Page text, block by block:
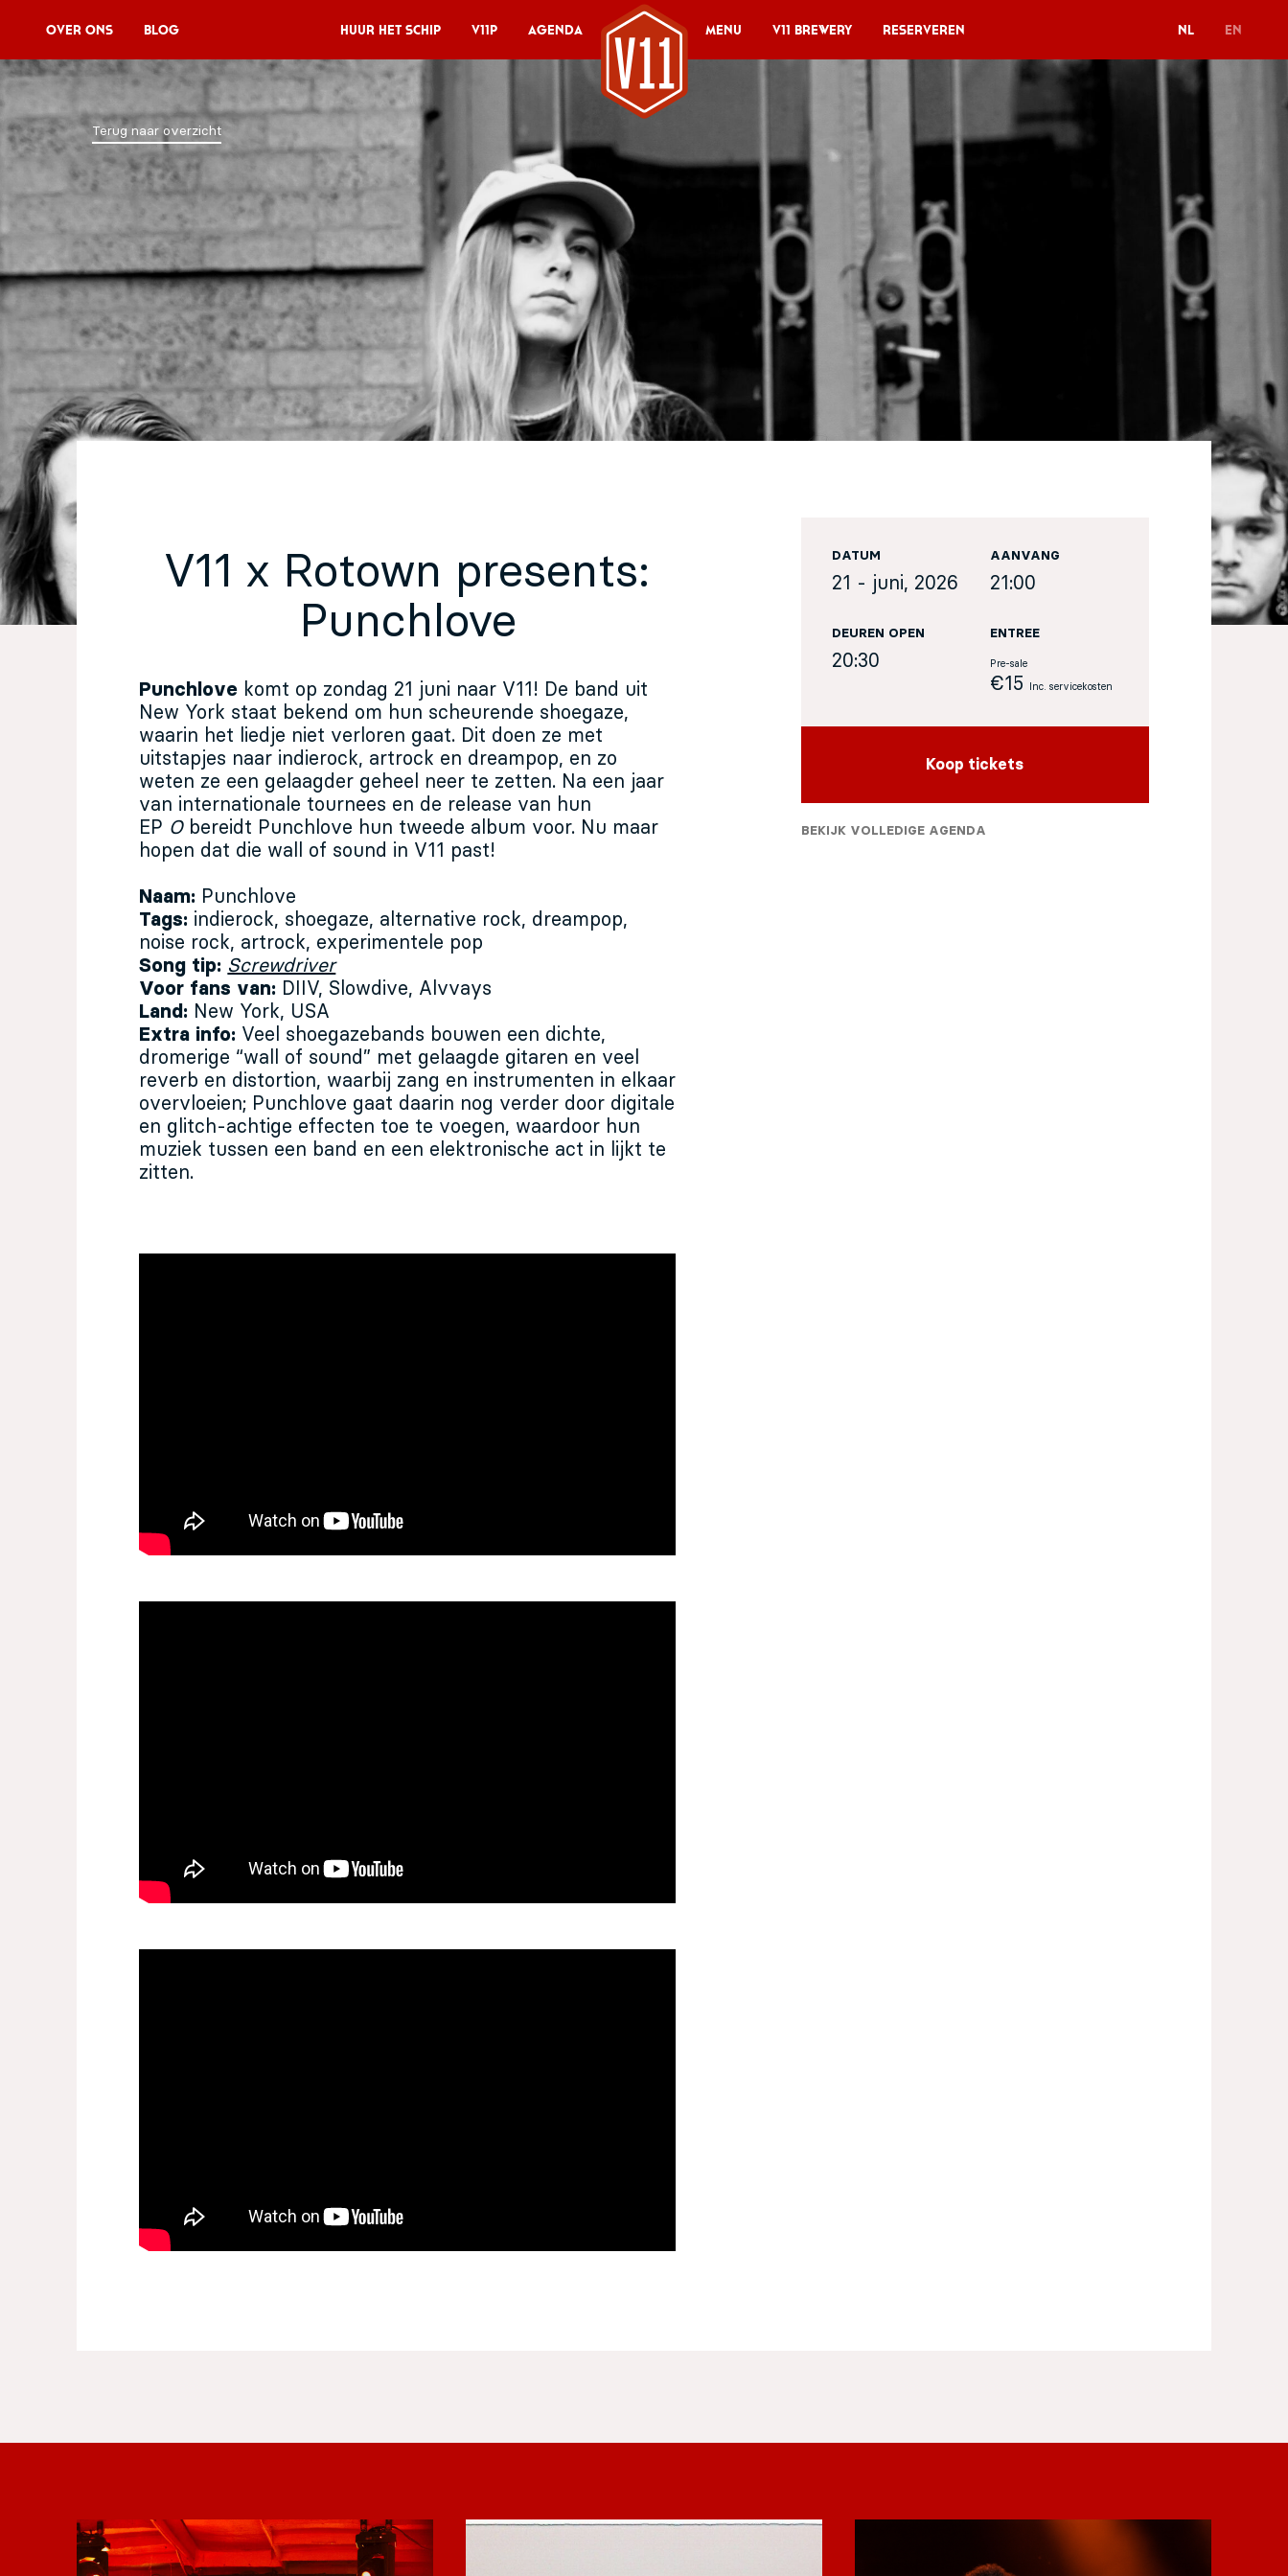
Over Ons Blog Huur het schip V11P Agenda Menu V11 Brewery Reserveren NL EN
Huur het schip
V11P
Agenda
V11 Brewery
Reserveren
Over Ons
Blog
NL
EN
Terug naar overzicht
V11 x Rotown presents:
Punchlove
Punchlove komt op zondag 21 juni naar V11! De band uit
New York staat bekend om hun scheurende shoegaze,
waarin het liedje niet verloren gaat. Dit doen ze met
uitstapjes naar indierock, artrock en dreampop, en zo
weten ze een gelaagder geheel neer te zetten. Na een jaar
van internationale tournees en de release van hun
EP Obereidt Punchlove hun tweede album voor. Nu maar
hopen dat die wall of sound in V11 past!
Naam: Punchlove
Tags: indierock, shoegaze, alternative rock, dreampop,
noise rock, artrock, experimentele pop
Song tip: Screwdriver
Voor fans van: DIIV, Slowdive, Alvvays
Land: New York, USA
Extra info: Veel shoegazebands bouwen een dichte,
dromerige “wall of sound” met gelaagde gitaren en veel
reverb en distortion, waarbij zang en instrumenten in elkaar
overvloeien; Punchlove gaat daarin nog verder door digitale
en glitch-achtige effecten toe te voegen, waardoor hun
muziek tussen een band en een elektronische act in lijkt te
zitten.
DATUM
21 - juni, 2026
AANVANG
21:00
DEUREN OPEN
20:30
ENTREE
Pre-sale
€15 Inc. servicekosten
Koop tickets
BEKIJK VOLLEDIGE AGENDA